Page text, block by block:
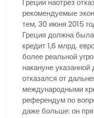
Греции наотрез
рекомендуемые
тем, 30 июня 2015
Греция должна
кредит 1,6 млрд.
более реальной
накануне
отказался от
международными
референдум по
даже больше: он